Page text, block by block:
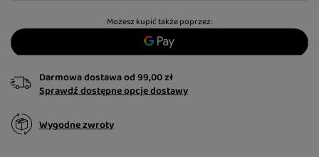
Możesz kupić także poprzez:
Darmowa dostawaod99,00 zł
Sprawdź dostępne opcje dostawy
Wygodne zwroty